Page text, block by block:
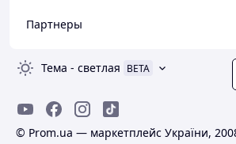
Партнеры
Тема - светлая BETA
© Prom.ua — маркетплейс України,